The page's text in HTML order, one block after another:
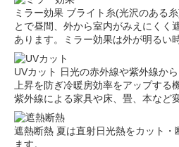
ミラー効果 ブライト糸(光沢のある
とで昼間、外から室内がみえにくく
あります。ミラー効果は外が明るい
UVカット 日光の赤外線や紫外線か
上昇を防ぎ冷暖房効率をアップする
紫外線による家具や床、畳、本など
遮熱断熱 夏は直射日光熱をカット・
ます。